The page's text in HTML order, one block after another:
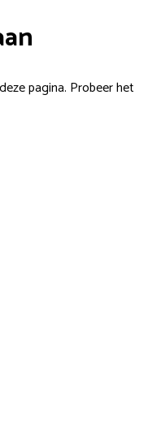
pagina. Probeer het